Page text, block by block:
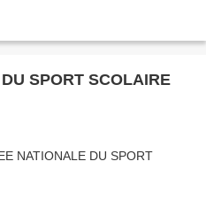
SPORT SCOLAIRE